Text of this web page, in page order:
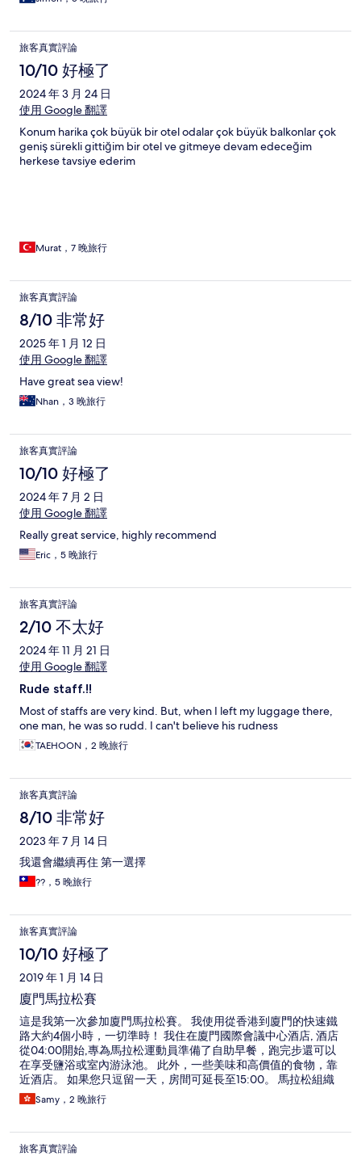
旅客真實評論
10/10 好極了
2024 年 3 月 24 日
使用 Google 翻譯
Konum harika çok büyük bir otel odalar çok büyük balkonlar çok
geniş sürekli gittiğim bir otel ve gitmeye devam edeceğim
herkese tavsiye ederim
Murat，7 晚旅行
旅客真實評論
8/10 非常好
2025 年 1 月 12 日
使用 Google 翻譯
Have great sea view!
Nhan，3 晚旅行
旅客真實評論
10/10 好極了
2024 年 7 月 2 日
使用 Google 翻譯
Really great service, highly recommend
Eric，5 晚旅行
旅客真實評論
2/10 不太好
2024 年 11 月 21 日
使用 Google 翻譯
Rude staff.!!
Most of staffs are very kind. But, when I left my luggage there,
one man, he was so rudd. I can't believe his rudness
TAEHOON，2 晚旅行
旅客真實評論
8/10 非常好
2023 年 7 月 14 日
我還會繼續再住 第一選擇
??，5 晚旅行
旅客真實評論
10/10 好極了
2019 年 1 月 14 日
廈門馬拉松賽
這是我第一次參加廈門馬拉松賽。 我使用從香港到廈門的快速鐵
路大約4個小時，一切準時！ 我住在廈門國際會議中心酒店, 酒店
從04:00開始,專為馬拉松運動員準備了自助早餐，跑完步還可以
在享受鹽浴或室內游泳池。 此外，一些美味和高價值的食物，靠
近酒店。 如果您只逗留一天，房間可延長至15:00。 馬拉松組織
者提供免費穿梭巴士到機場和快速鐵路。 如果您可以逗留更多的
日子，您可以享受放鬆的生活方式或參觀一些景點。
Samy，2 晚旅行
旅客真實評論